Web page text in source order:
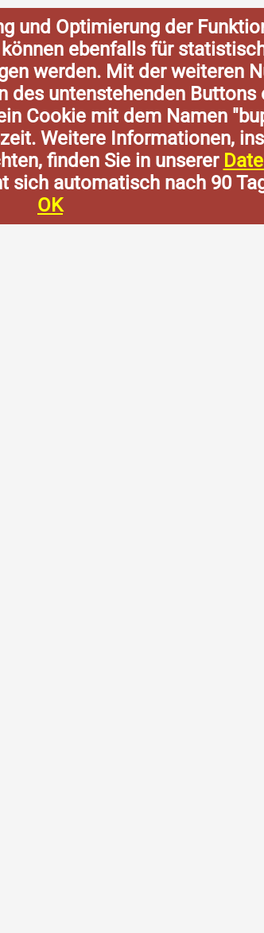
und Optimierung der
ebenfalls für
werden. Mit der weiteren
untenstehenden Buttons
Cookie mit dem Namen
Weitere Informationen,
finden Sie in unserer
sich automatisch nach 90
OK